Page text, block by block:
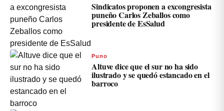
Sindicatos proponen a excongresista
puneño Carlos Zeballos como
presidente de EsSalud
Puno
Altuve dice que el sur no ha sido
ilustrado y se quedó estancado en el
barroco